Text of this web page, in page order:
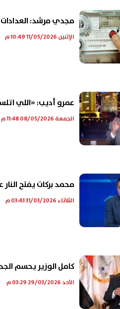
مجدي مرشد: العدادات
الإثنين 11/05/2026 10:49 م
عمرو أديب: «اللي
الجمعة 08/05/2026 11:48 م
محمد بركات يفتح
الثلاثاء 31/03/2026 03:43 م
كامل الوزير يحسم
الأحد 29/03/2026 03:29 م